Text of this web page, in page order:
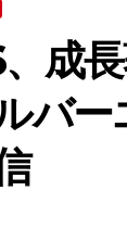
成
バー